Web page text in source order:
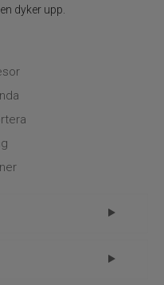
dyker upp.
Combo 5-21gr